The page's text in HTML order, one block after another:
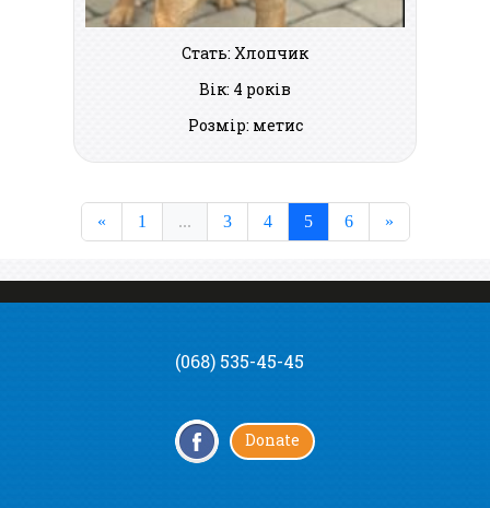
Стать: Хлопчик
Вік: 4 років
Розмір: метис
« 1 ... 3 4 5 6 »
(068) 535-45-45
Donate